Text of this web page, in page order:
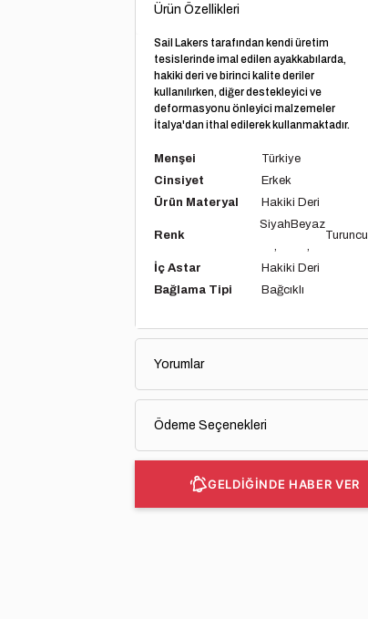
Ürün Özellikleri
Sail Lakers tarafından kendi üretim
tesislerinde imal edilen ayakkabılarda,
hakiki deri ve birinci kalite deriler
kullanılırken, diğer destekleyici ve
deformasyonu önleyici malzemeler
İtalya'dan ithal edilerek kullanmaktadır.
Menşei
Türkiye
Cinsiyet
Erkek
Ürün Materyal
Hakiki Deri
Renk
Siyah Beyaz
Turuncu
İç Astar
Hakiki Deri
Bağlama Tipi
Bağcıklı
Yorumlar
Ödeme Seçenekleri
GELDİĞİNDE HABER VER